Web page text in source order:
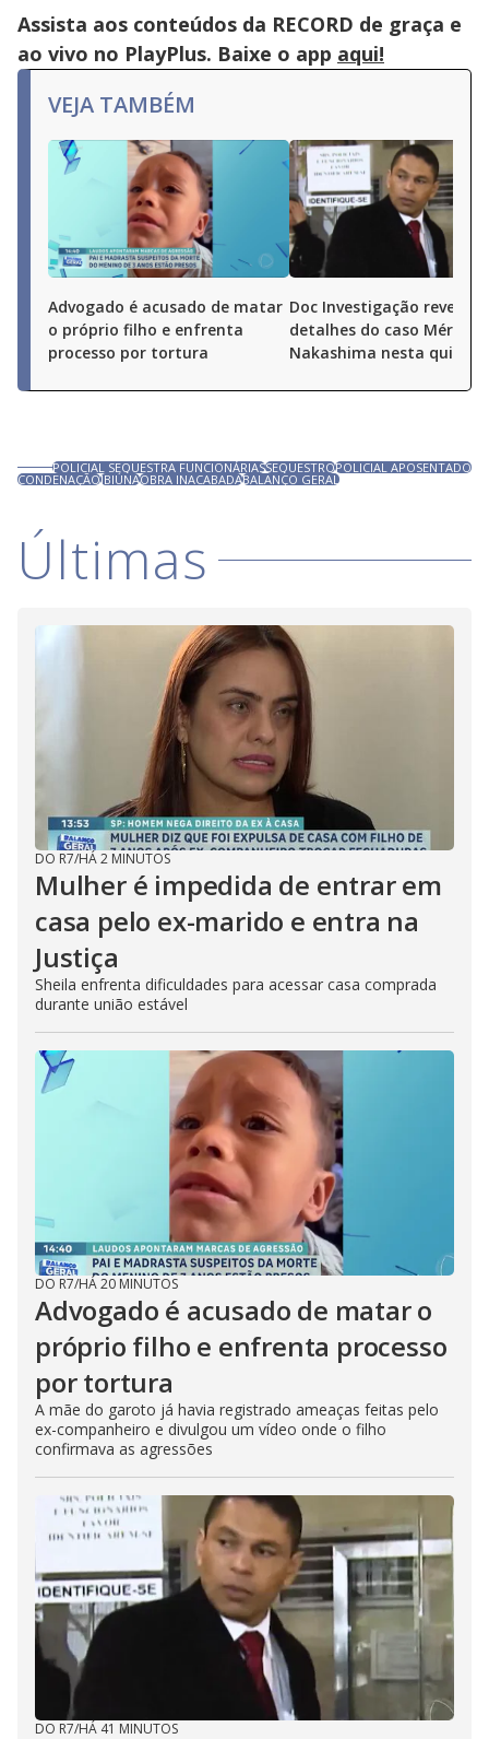
Assista aos conteúdos da RECORD de graça e
ao vivo no PlayPlus. Baixe o app aqui!
VEJA TAMBÉM
Advogado é acusado de matar
o próprio filho e enfrenta
processo por tortura
Doc Investigação revela
detalhes do caso Mércia
Nakashima nesta quinta
POLICIAL SEQUESTRA FUNCIONÁRIASSEQUESTROPOLICIAL APOSENTADO
CONDENAÇÃOIBIÚNAOBRA INACABADABALANÇO GERAL
Últimas
DO R7/HÁ 2 MINUTOS
Mulher é impedida de entrar em
casa pelo ex-marido e entra na
Justiça
Sheila enfrenta dificuldades para acessar casa comprada
durante união estável
DO R7/HÁ 20 MINUTOS
Advogado é acusado de matar o
próprio filho e enfrenta processo
por tortura
A mãe do garoto já havia registrado ameaças feitas pelo
ex-companheiro e divulgou um vídeo onde o filho
confirmava as agressões
DO R7/HÁ 41 MINUTOS